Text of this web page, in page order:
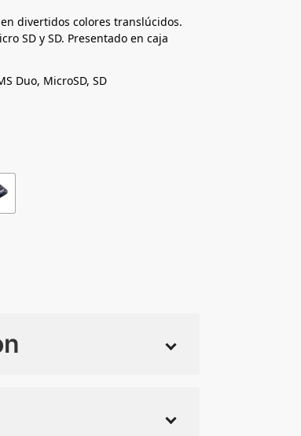
divertidos colores translúcidos.
SD y SD. Presentado en caja
Duo, MicroSD, SD